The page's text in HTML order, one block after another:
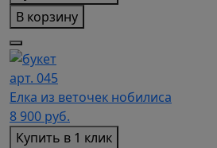
В корзину
арт. 045
Елка из веточек нобилиса
8 900 руб.
Купить в 1 клик